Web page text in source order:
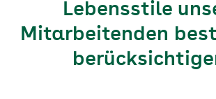
Lebensstile
Mitarbeitenden